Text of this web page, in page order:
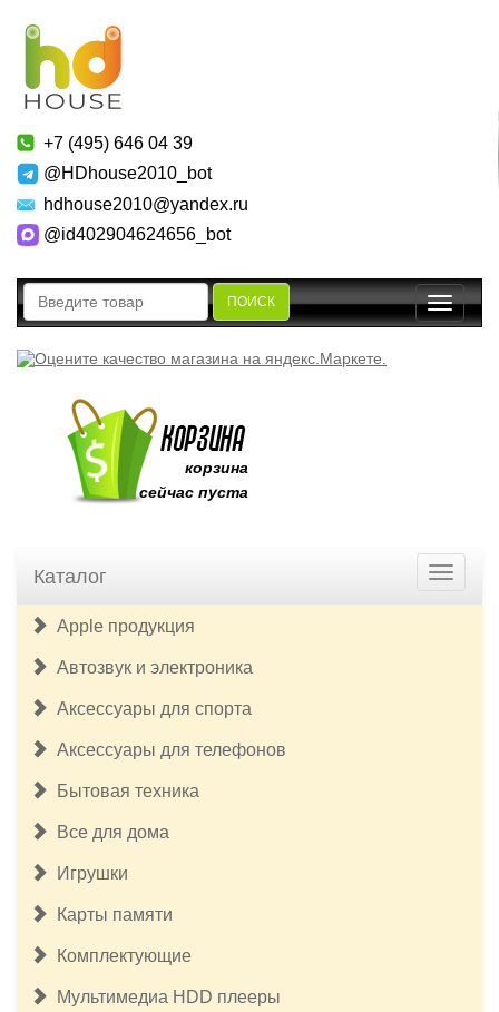
+7 (495) 646 04 39
@HDhouse2010_bot
hdhouse2010@yandex.ru
@id402904624656_bot
ПОИСК
Toggle
корзина
сейчас пуста
Каталог
Apple продукция
Автозвук и электроника
Аксессуары для спорта
Аксессуары для телефонов
Бытовая техника
Все для дома
Игрушки
Карты памяти
Комплектующие
Мультимедиа HDD плееры